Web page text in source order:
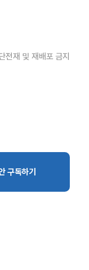
전재 및 재배포 금지
구독하기